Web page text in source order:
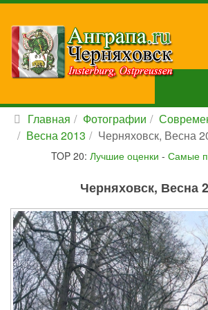
Главная Фотографии
Весна 2013
Черняховск, Весна
TOP 20: Лучшие оценки - Самые
Черняховск, Весна